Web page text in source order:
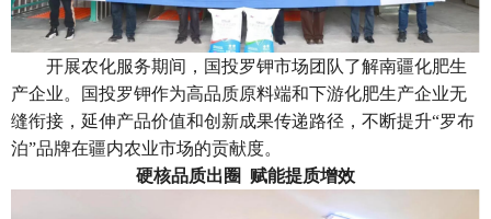
开展农化服务期间，国投罗钾市场团队了解南疆化肥生
产企业。国投罗钾作为高品质原料端和下游化肥生产企业无
缝衔接，延伸产品价值和创新成果传递路径，不断提升“罗布
泊”品牌在疆内农业市场的贡献度。
硬核品质出圈
赋能提质增效